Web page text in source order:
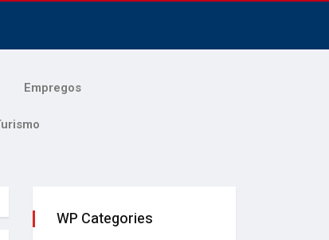
Empregos
WP Categories